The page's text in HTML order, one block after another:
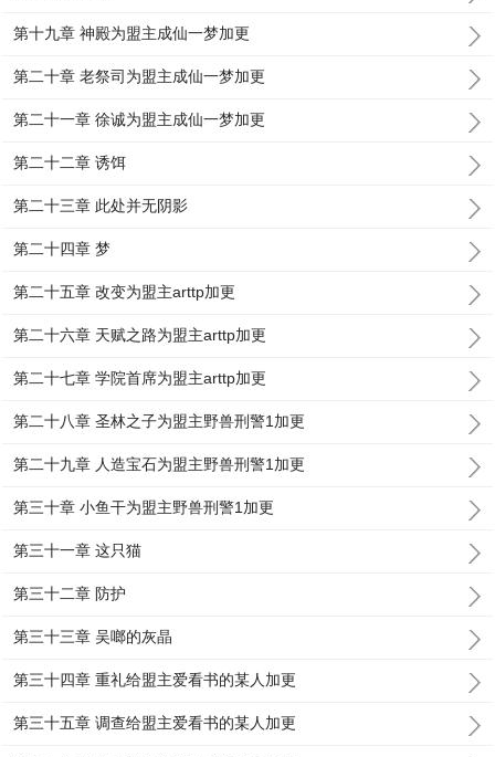
第十九章 神殿为盟主成仙一梦加更
第二十章 老祭司为盟主成仙一梦加更
第二十一章 徐诚为盟主成仙一梦加更
第二十二章 诱饵
第二十三章 此处并无阴影
第二十四章 梦
第二十五章 改变为盟主arttp加更
第二十六章 天赋之路为盟主arttp加更
第二十七章 学院首席为盟主arttp加更
第二十八章 圣林之子为盟主野兽刑警1加更
第二十九章 人造宝石为盟主野兽刑警1加更
第三十章 小鱼干为盟主野兽刑警1加更
第三十一章 这只猫
第三十二章 防护
第三十三章 吴啷的灰晶
第三十四章 重礼给盟主爱看书的某人加更
第三十五章 调查给盟主爱看书的某人加更